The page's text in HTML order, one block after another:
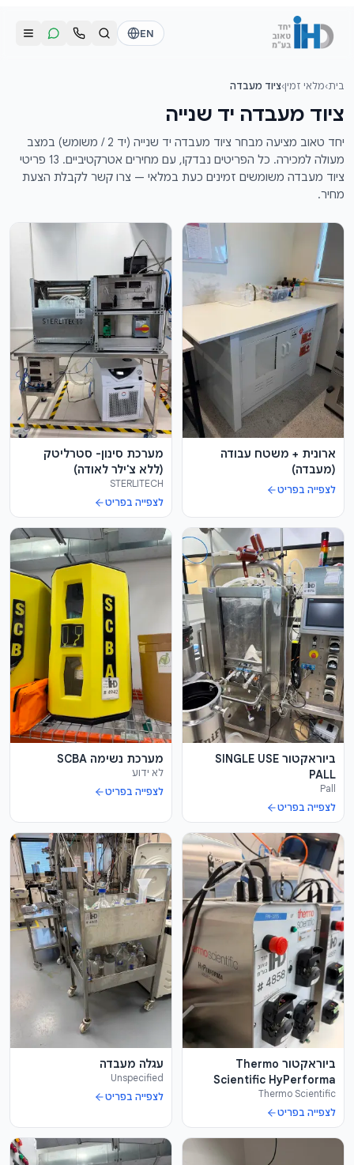
דלג לתוכן הראשי
EN
התקשרו אלינו
דוד
050-2755513
050-2500910
שליחת הודעת וואטסאפ
דוד
050-2755513
050-2500910
בית›מלאי זמין›ציוד מעבדה
ציוד מעבדה יד שנייה
יחד טאוב מציעה מבחר ציוד מעבדה יד שנייה (יד 2 / משומש) במצב
מעולה למכירה. כל הפריטים נבדקו, עם מחירים אטרקטיביים. 13 פריטי
ציוד מעבדה משומשים זמינים כעת במלאי — צרו קשר לקבלת הצעת
מחיר.
ארונית + משטח עבודה
(מעבדה)
לצפייה בפריט
מערכת סינון- סטרליטק
(ללא צ'ילר לאודה)
STERLITECH
לצפייה בפריט
ביוראקטור SINGLE USE
PALL
Pall
לצפייה בפריט
מערכת נשימה SCBA
לא ידוע
לצפייה בפריט
ביוראקטור Thermo
Scientific HyPerforma
G3Lab + משקל
Thermo Scientific
לצפייה בפריט
עגלה מעבדה
Unspecified
לצפייה בפריט